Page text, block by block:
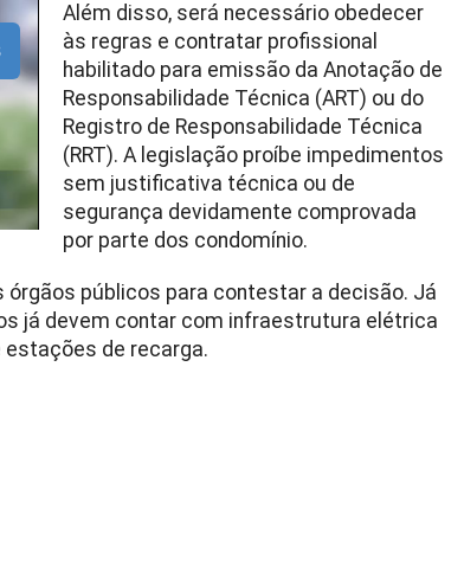
Além disso, será necessário obedecer
às regras e contratar profissional
habilitado para emissão da Anotação de
Responsabilidade Técnica (ART) ou do
Registro de Responsabilidade Técnica
(RRT). A legislação proíbe impedimentos
sem justificativa técnica ou de
segurança devidamente comprovada
por parte dos condomínio.
públicos para contestar a decisão. Já
já devem contar com infraestrutura elétrica
de recarga.